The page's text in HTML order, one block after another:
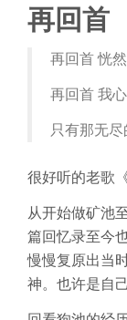
再回首
再回首 恍
再回首 我
只有那无
很好听的老歌
从开始做矿池
篇回忆录至今
慢慢复原出当
神。也许是自